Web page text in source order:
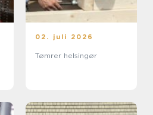
02. juli 2026
Tømrer helsingør